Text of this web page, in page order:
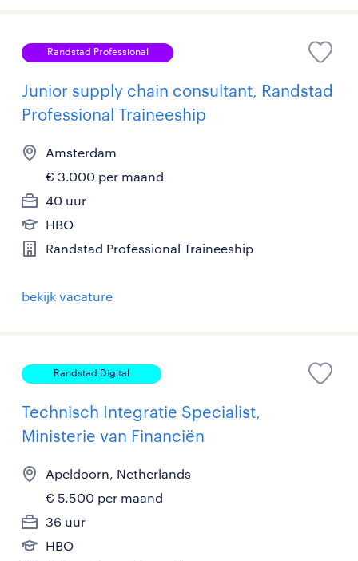
Randstad Professional
Junior supply chain consultant, Randstad
Professional Traineeship
Amsterdam
€ 3.000 per maand
40 uur
HBO
Randstad Professional Traineeship
bekijk vacature
Randstad Digital
Technisch Integratie Specialist,
Ministerie van Financiën
Apeldoorn, Netherlands
€ 5.500 per maand
36 uur
HBO